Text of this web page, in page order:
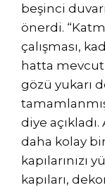
beşinci
önerdi.
çalışması,
hatta
gözü yukarı
diye
daha kolay
kapılarınızı
kapıları,